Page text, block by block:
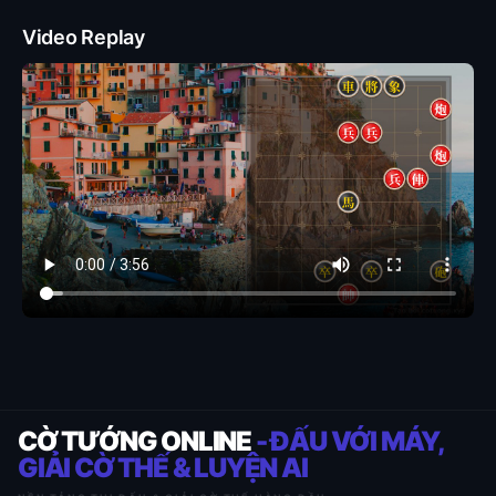
Video Replay
CỜ TƯỚNG ONLINE- ĐẤU VỚI MÁY,
GIẢI CỜ THẾ & LUYỆN AI